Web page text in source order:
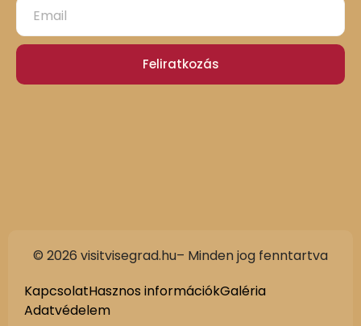
Feliratkozás
© 2026 visitvisegrad.hu– Minden jog fenntartva
KapcsolatHasznos információkGaléria
Adatvédelem